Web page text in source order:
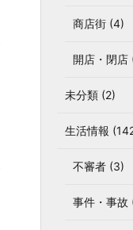
商店街 (4)
開店・閉店
未分類 (2)
生活情報
不審者 (3)
事件・事故